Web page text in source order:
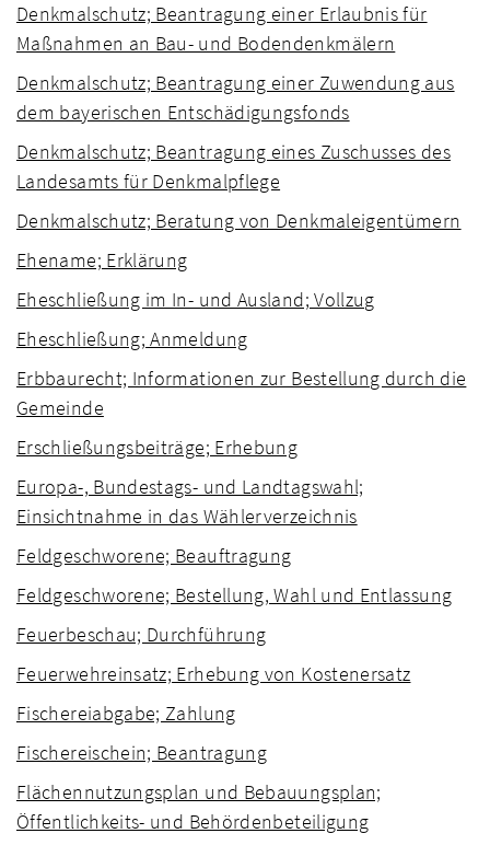
Denkmalschutz; Beantragung einer Erlaubnis für
Maßnahmen an Bau- und Bodendenkmälern
Denkmalschutz; Beantragung einer Zuwendung aus
dem bayerischen Entschädigungsfonds
Denkmalschutz; Beantragung eines Zuschusses des
Landesamts für Denkmalpflege
Denkmalschutz; Beratung von Denkmaleigentümern
Ehename; Erklärung
Eheschließung im In- und Ausland; Vollzug
Eheschließung; Anmeldung
Erbbaurecht; Informationen zur Bestellung durch die
Gemeinde
Erschließungsbeiträge; Erhebung
Europa-, Bundestags- und Landtagswahl;
Einsichtnahme in das Wählerverzeichnis
Feldgeschworene; Beauftragung
Feldgeschworene; Bestellung, Wahl und Entlassung
Feuerbeschau; Durchführung
Feuerwehreinsatz; Erhebung von Kostenersatz
Fischereiabgabe; Zahlung
Fischereischein; Beantragung
Flächennutzungsplan und Bebauungsplan;
Öffentlichkeits- und Behördenbeteiligung